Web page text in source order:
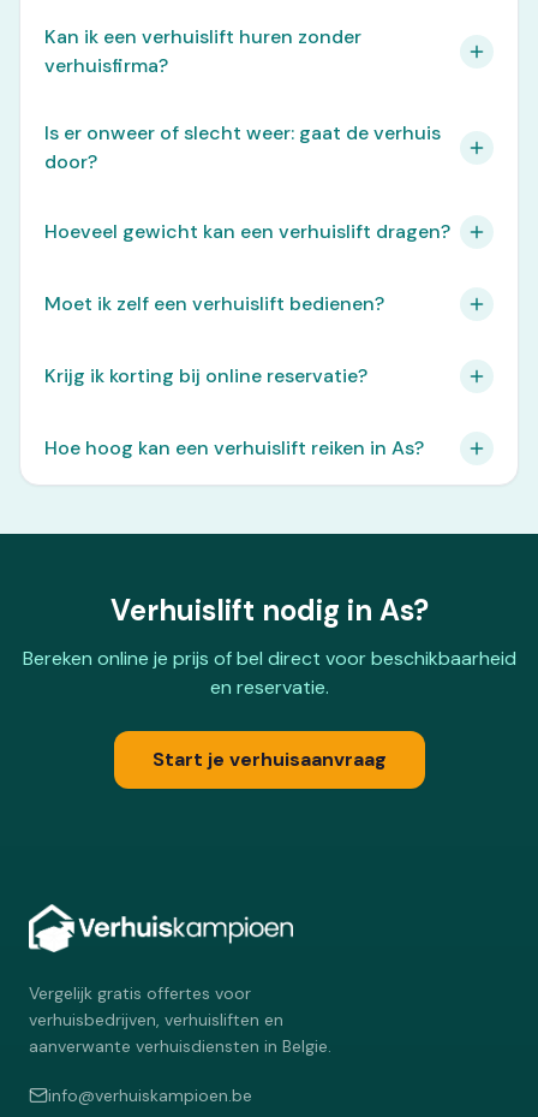
Kan ik een verhuislift huren zonder
verhuisfirma?
Is er onweer of slecht weer: gaat de verhuis
door?
Hoeveel gewicht kan een verhuislift dragen?
Moet ik zelf een verhuislift bedienen?
Krijg ik korting bij online reservatie?
Hoe hoog kan een verhuislift reiken in As?
Verhuislift nodig in As?
Bereken online je prijs of bel direct voor beschikbaarheid
en reservatie.
Start je verhuisaanvraag
Vergelijk gratis offertes voor
verhuisbedrijven, verhuisliften en
aanverwante verhuisdiensten in Belgie.
info@verhuiskampioen.be